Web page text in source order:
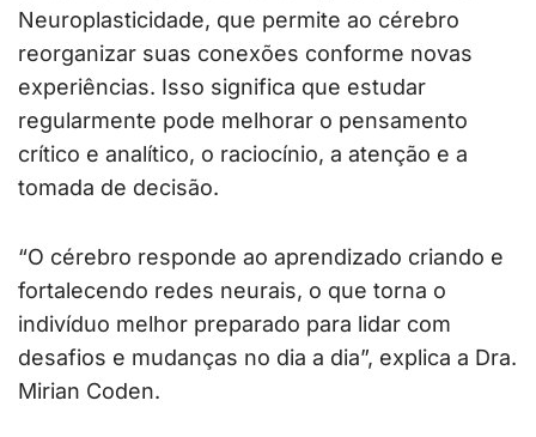
Neuroplasticidade, que permite ao cérebro
reorganizar suas conexões conforme novas
experiências. Isso significa que estudar
regularmente pode melhorar o pensamento
crítico e analítico, o raciocínio, a atenção e a
tomada de decisão.
“O cérebro responde ao aprendizado criando e
fortalecendo redes neurais, o que torna o
indivíduo melhor preparado para lidar com
desafios e mudanças no dia a dia”, explica a Dra.
Mirian Coden.